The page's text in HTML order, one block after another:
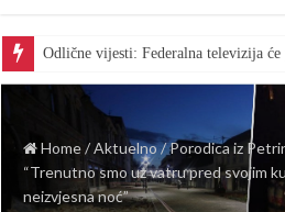
Odlične vijesti: Federalna televizija
Home/Aktuelno/Porodica iz
“Trenutno smo uz vatru pred svojim
neizvjesna noć”